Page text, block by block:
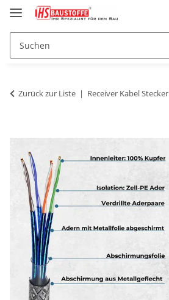
Zurück zur Liste Receiver Kabel Stecker